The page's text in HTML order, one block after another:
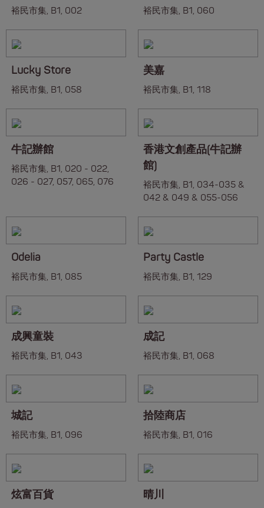
裕民市集, B1, 002 裕民市集, B1, 060
Lucky Store
裕民市集, B1, 058
美嘉
裕民市集, B1, 118
牛記辦館
裕民市集, B1, 020 - 022,
026 - 027, 057, 065, 076
香港文創產品(牛記辦
館)
裕民市集, B1, 034-035 &
042 & 049 & 055-056
Odelia
裕民市集, B1, 085
Party Castle
裕民市集, B1, 129
成興童裝
裕民市集, B1, 043
成記
裕民市集, B1, 068
城記
裕民市集, B1, 096
拾陸商店
裕民市集, B1, 016
炫富百貨 晴川